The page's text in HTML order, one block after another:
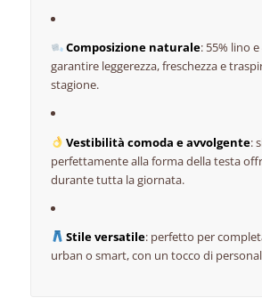
Composizione naturale: 55% lino
garantire leggerezza, freschezza e
stagione.
Vestibilità comoda e avvolgente:
perfettamente alla forma della testa
durante tutta la giornata.
Stile versatile: perfetto per
urban o smart, con un tocco di